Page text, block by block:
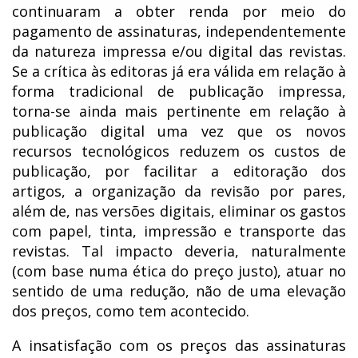
continuaram a obter renda por meio do
pagamento de assinaturas, independentemente
da natureza impressa e/ou digital das revistas.
Se a crítica às editoras já era válida em relação à
forma tradicional de publicação impressa,
torna-se ainda mais pertinente em relação à
publicação digital uma vez que os novos
recursos tecnológicos reduzem os custos de
publicação, por facilitar a editoração dos
artigos, a organização da revisão por pares,
além de, nas versões digitais, eliminar os gastos
com papel, tinta, impressão e transporte das
revistas. Tal impacto deveria, naturalmente
(com base numa ética do preço justo), atuar no
sentido de uma redução, não de uma elevação
dos preços, como tem acontecido.
A insatisfação com os preços das assinaturas